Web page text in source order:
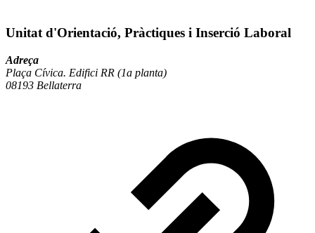
Unitat d'Orientació, Pràctiques i Inserció Laboral
Adreça
Plaça Cívica. Edifici RR (1a planta)
08193 Bellaterra